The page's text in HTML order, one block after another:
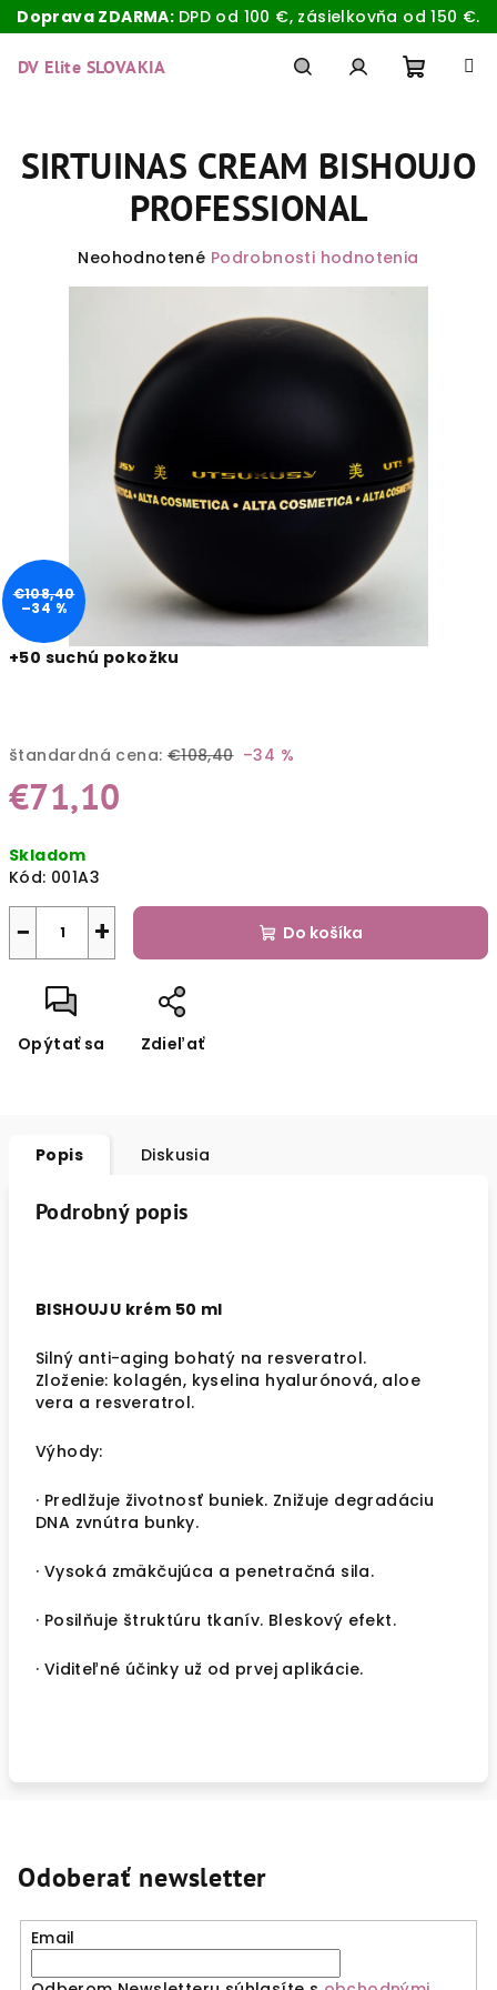
Doprava ZDARMA: DPD od 100 €, zásielkovňa od 150 €.
naDV Elite SLOVAKIA
košík
+50 suchú pokožku
štandardná cena: €108,40 –34 %
€71,10
cena:
Skladom
Kód: 001A3
+
− Do košíka
Opýtať sa Zdieľať
SIRTUINAS CREAM BISHOUJO
PROFESSIONAL
Priemerné
hviezdičiek.
Neohodnotené Podrobnosti hodnotenia
€108,40
–34 %
Popis Diskusia
Podrobný popis
BISHOUJU krém 50 ml
Silný anti-aging bohatý na resveratrol.
Zloženie: kolagén, kyselina hyalurónová, aloe
vera a resveratrol.
Výhody:
· Predlžuje životnosť buniek. Znižuje degradáciu
DNA zvnútra bunky.
· Vysoká zmäkčujúca a penetračná sila.
· Posilňuje štruktúru tkanív. Bleskový efekt.
· Viditeľné účinky už od prvej aplikácie.
Odoberať newsletter
Email